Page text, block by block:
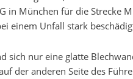
in München für die Strecke
einem Unfall stark
sich nur eine glatte
der anderen Seite des